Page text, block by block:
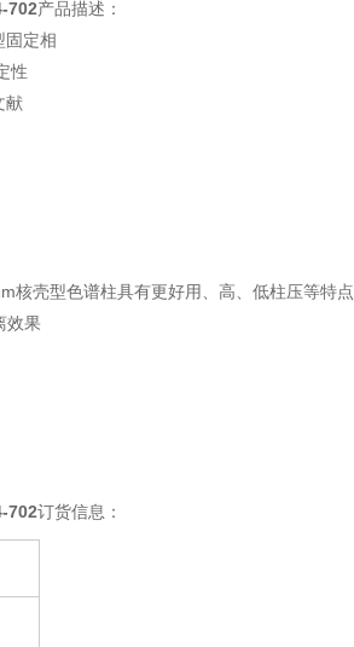
702产品描述：
固定相
性
献
核壳型色谱柱具有更好用、高、低柱压等特点
效果
702订货信息：